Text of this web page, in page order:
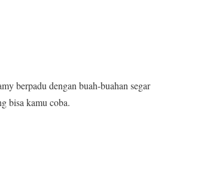
berpadu dengan buah-buahan segar
bisa kamu coba.